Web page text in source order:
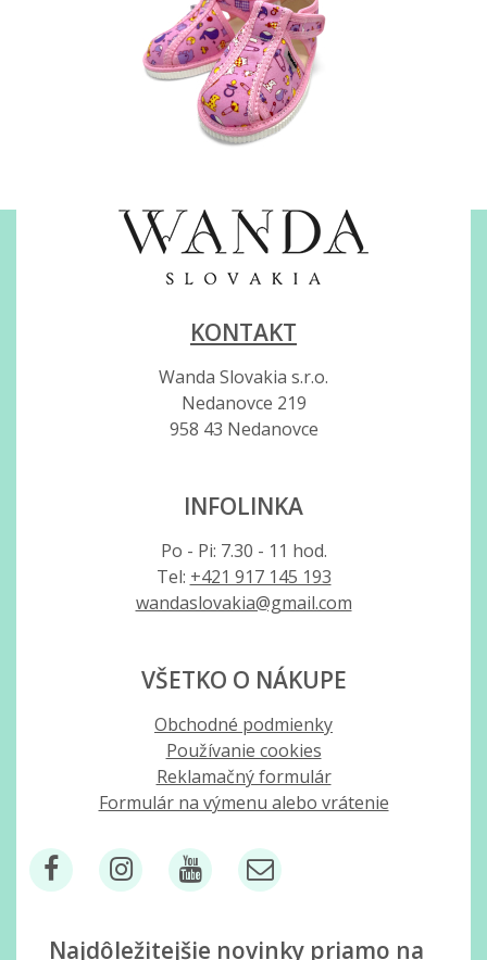
KONTAKT
Wanda Slovakia s.r.o.
Nedanovce 219
958 43 Nedanovce
INFOLINKA
Po - Pi: 7.30 - 11 hod.
Tel: +421 917 145 193
wandaslovakia@gmail.com
VŠETKO O NÁKUPE
Obchodné podmienky
Používanie cookies
Reklamačný formulár
Formulár na výmenu alebo vrátenie
Najdôležitejšie novinky priamo na